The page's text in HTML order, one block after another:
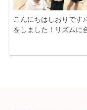
こんにちはしおりです
をしました！リズムに